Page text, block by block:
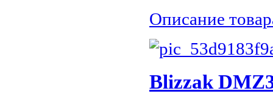
Описание
Blizzak